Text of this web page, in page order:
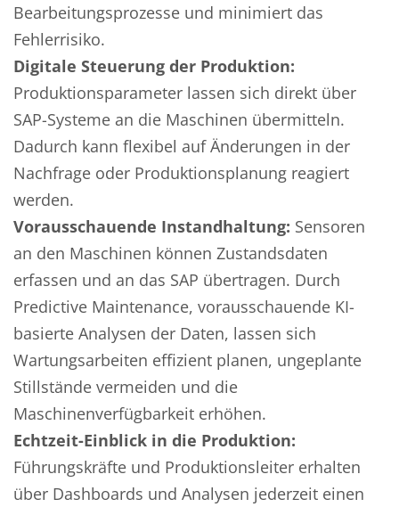
Bearbeitungsprozesse und minimiert das
Fehlerrisiko.
Digitale Steuerung der Produktion:
Produktionsparameter lassen sich direkt über
SAP-Systeme an die Maschinen übermitteln.
Dadurch kann flexibel auf Änderungen in der
Nachfrage oder Produktionsplanung reagiert
werden.
Vorausschauende Instandhaltung: Sensoren
an den Maschinen können Zustandsdaten
erfassen und an das SAP übertragen. Durch
Predictive Maintenance, vorausschauende KI-
basierte Analysen der Daten, lassen sich
Wartungsarbeiten effizient planen, ungeplante
Stillstände vermeiden und die
Maschinenverfügbarkeit erhöhen.
Echtzeit-Einblick in die Produktion:
Führungskräfte und Produktionsleiter erhalten
über Dashboards und Analysen jederzeit einen